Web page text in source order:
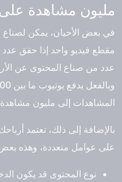
مليون مشاهدة على
في بعض الأحيان، يمكن لصناع
مقطع فيديو واحد إذا حقق
عدد من صناع المحتوى عن
المشاهدات إلى مليون
بالإضافة إلى ذلك، تعتمد
على عوامل متعددة، وهذه بعض
نوع المحتوى قد يكون